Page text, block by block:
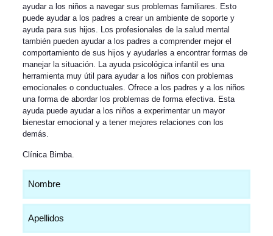
ayudar a los niños a navegar sus problemas familiares. Esto
puede ayudar a los padres a crear un ambiente de soporte y
ayuda para sus hijos. Los profesionales de la salud mental
también pueden ayudar a los padres a comprender mejor el
comportamiento de sus hijos y ayudarles a encontrar formas de
manejar la situación. La ayuda psicológica infantil es una
herramienta muy útil para ayudar a los niños con problemas
emocionales o conductuales. Ofrece a los padres y a los niños
una forma de abordar los problemas de forma efectiva. Esta
ayuda puede ayudar a los niños a experimentar un mayor
bienestar emocional y a tener mejores relaciones con los
demás.
Clínica Bimba.
(Obligatorio)